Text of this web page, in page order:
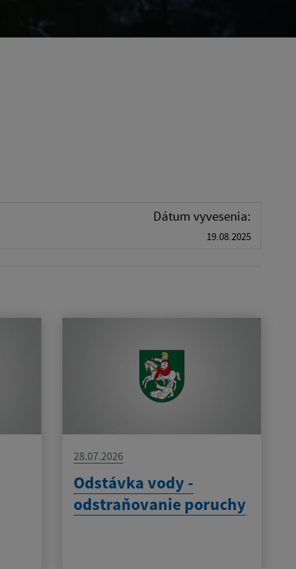
Dátum vyvesenia:
19.08.2025
28.07.2026
Odstávka vody -
odstraňovanie poruchy